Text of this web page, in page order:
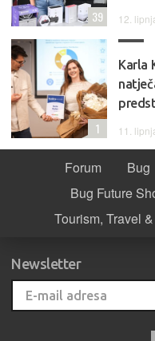
12.
39
Karla
11.
1
Forum Bug
Bug Future
Tourism, Travel
Newsletter